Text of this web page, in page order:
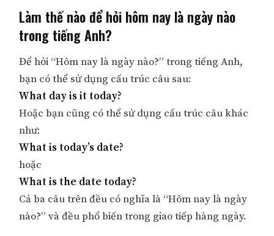
Làm thế nào để hỏi hôm nay là ngày nào
trong tiếng Anh?
Để hỏi “Hôm nay là ngày nào?” trong tiếng Anh,
bạn có thể sử dụng cấu trúc câu sau:
What day is it today?
Hoặc bạn cũng có thể sử dụng cấu trúc câu khác
như:
What is today’s date?
hoặc
What is the date today?
Cả ba câu trên đều có nghĩa là “Hôm nay là ngày
nào?” và đều phổ biến trong giao tiếp hàng ngày.